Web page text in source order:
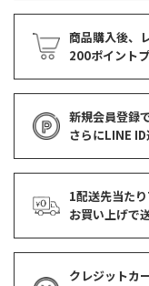
商品購入後、
200ポイント
新規会員登録
さらにLINE
1配送先当た
お買い上げで
クレジットカ